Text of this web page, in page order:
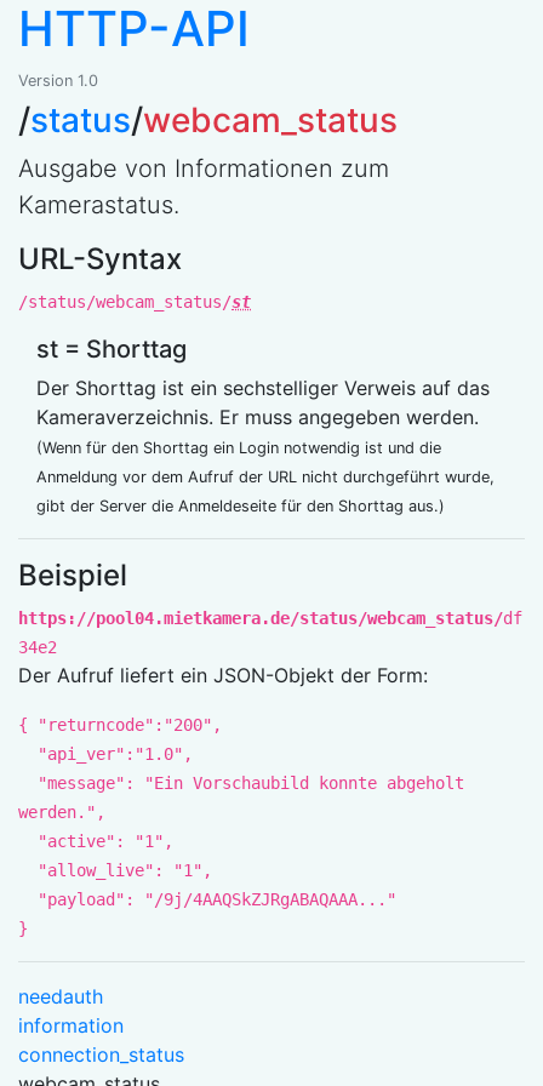
HTTP-API
Version 1.0
/status/webcam_status
Ausgabe von Informationen zum
Kamerastatus.
URL-Syntax
/status/webcam_status/st
st = Shorttag
Der Shorttag ist ein sechstelliger Verweis auf das
Kameraverzeichnis. Er muss angegeben werden.
(Wenn für den Shorttag ein Login notwendig ist und die
Anmeldung vor dem Aufruf der URL nicht durchgeführt wurde,
gibt der Server die Anmeldeseite für den Shorttag aus.)
Beispiel
https://pool04.mietkamera.de/status/webcam_status/df
34e2
Der Aufruf liefert ein JSON-Objekt der Form:
{ "returncode":"200",
"api_ver":"1.0",
"message": "Ein Vorschaubild konnte abgeholt
werden.",
"active": "1",
"allow_live": "1",
"payload": "/9j/4AAQSkZJRgABAQAAA..."
}
needauth
information
connection_status